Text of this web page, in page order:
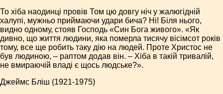
То хіба наодинці провів Том цю довгу ніч у жалюгідній
халупі, мужньо приймаючи удари бича? Ні! Біля нього,
видно одному, стояв Господь «Син Бога живого». «Як
дивно, що життя людини, яка померла тисячу вісімсот років
тому, все ще робить таку дію на людей. Проте Христос не
був людиною, – раптом додав він. – Хіба в такій тривалій,
не вмираючій владі є щось людське?».
Джеймс Бліш (1921-1975)